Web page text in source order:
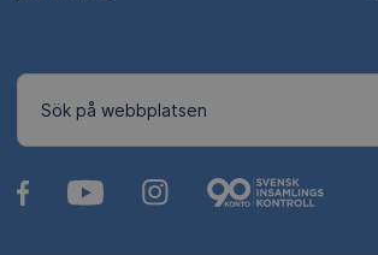
Sök på webbplatsen